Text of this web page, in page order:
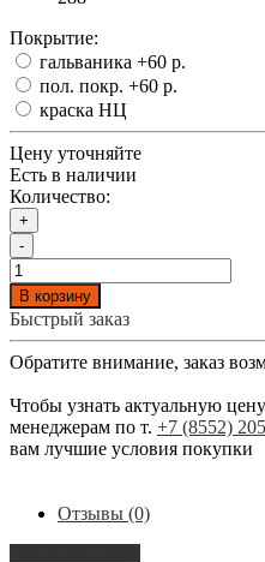
Покрытие:
гальваника +60 р.
пол. покр. +60 р.
краска НЦ
Цену уточняйте
Есть в наличии
Количество:
+
-
В корзину
Быстрый заказ
Обратите внимание, заказ
Чтобы узнать актуальную
менеджерам по т. +7 (8552)
вам лучшие условия покупки
Отзывы (0)